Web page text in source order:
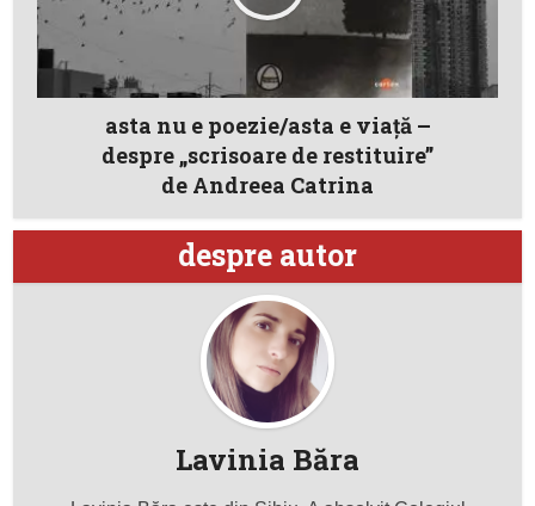
asta nu e poezie/asta e viață –
despre „scrisoare de restituire”
de Andreea Catrina
despre autor
Lavinia Băra